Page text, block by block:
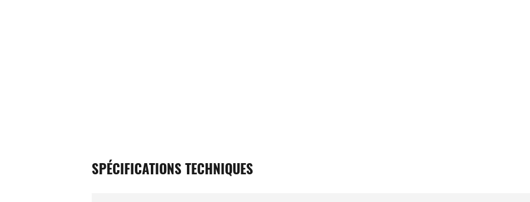
SPÉCIFICATIONS TECHNIQUES